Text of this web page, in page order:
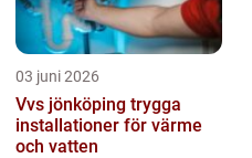
03 juni 2026
Vvs jönköping trygga
installationer för värme
och vatten